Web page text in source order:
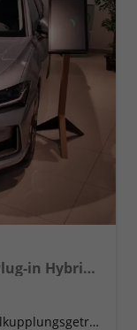
Laurin & Klement 1.5 TSI PHEV Plug-in Hybrid 150 kW 7 Gang DSG
Doppelkupplungsgetriebe (DSG)